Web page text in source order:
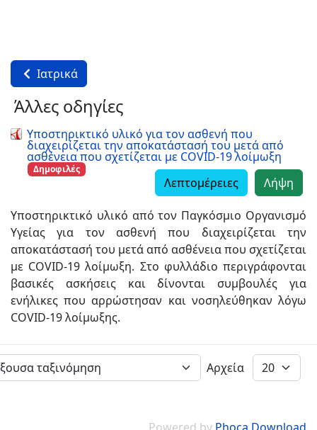
Ιατρικά
Άλλες οδηγίες
Υποστηρικτικό υλικό για τον ασθενή που
διαχειρίζεται την αποκατάστασή του μετά από
ασθένεια που σχετίζεται με COVID-19 λοίμωξη
Δημοφιλές
Λήψη
Λεπτομέρειες
Υποστηρικτικό υλικό από τον Παγκόσμιο Οργανισμό
Υγείας για τον ασθενή που διαχειρίζεται την
αποκατάστασή του μετά από ασθένεια που σχετίζεται
με COVID-19 λοίμωξη. Στο φυλλάδιο περιγράφονται
βασικές ασκήσεις και δίνονται συμβουλές για
ενήλικες που αρρώστησαν και νοσηλεύθηκαν λόγω
COVID-19 λοίμωξης.
Αρχεία